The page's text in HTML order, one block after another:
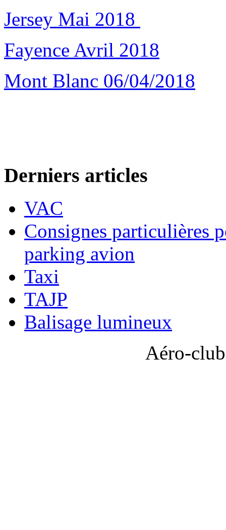
Jersey Mai 2018
Fayence Avril 2018
Mont Blanc 06/04/2018
Derniers articles
VAC
Consignes particulières
parking avion
Taxi
TAJP
Balisage lumineux
Aéro-